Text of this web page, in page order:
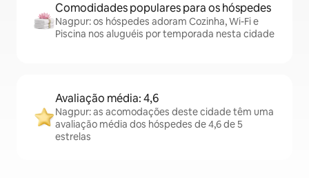
Comodidades populares para os hóspedes
Nagpur: os hóspedes adoram Cozinha, Wi-Fi e
Piscina nos aluguéis por temporada nesta cidade
Avaliação média: 4,6
Nagpur: as acomodações deste cidade têm uma
avaliação média dos hóspedes de 4,6 de 5
estrelas